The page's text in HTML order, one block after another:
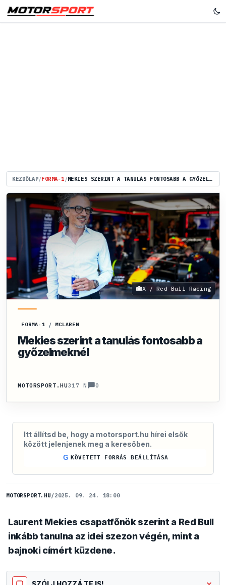
KEZDŐLAP/FORMA-1/ MEKIES SZERINT A TANULÁS FONTOSABB A GYŐZELMEKNÉL
X / Red Bull Racing
FORMA-1 / MCLAREN
Mekies szerint a tanulás fontosabb a
győzelmeknél
MOTORSPORT.HU317 N 0
Itt állítsd be, hogy a motorsport.hu hírei elsők
között jelenjenek meg a keresőben.
G KÖVETETT FORRÁS BEÁLLÍTÁSA
MOTORSPORT.HU/2025. 09. 24. 18:00
Laurent Mekies csapatfőnök szerint a Red Bull
inkább tanulna az idei szezon végén, mint a
bajnoki címért küzdene.